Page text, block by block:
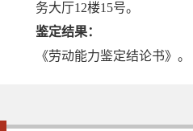
务大厅12楼15号。
鉴定结果：
《劳动能力鉴定结论书》。